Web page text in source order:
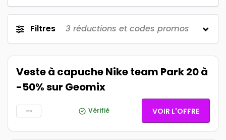
Filtres 3 réductions et codes promos
Veste à capuche Nike team Park 20 à
-50% sur Geomix
Vérifié VOIR L'OFFRE